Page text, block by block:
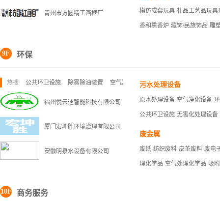
青州市方圆精工画框厂 模仿成套玩具 礼品工艺品玩具
香和熏香炉 藏饰/民族饰品 雕
9F 环保
热搜 公共环卫设施 除雾除油装置 空气净化设备
福州悦云迪智能科技有限公司
厦门宏坤胜环境治理有限公司
安徽明泉水设备有限公司
污水处理设备
原水处理设备 空气净化设备
公共环卫设施 无害化处理设备
废金属
废纸 纺织废料 皮革废料 废电
理化学品 空气处理化学品 吸
10F 商务服务